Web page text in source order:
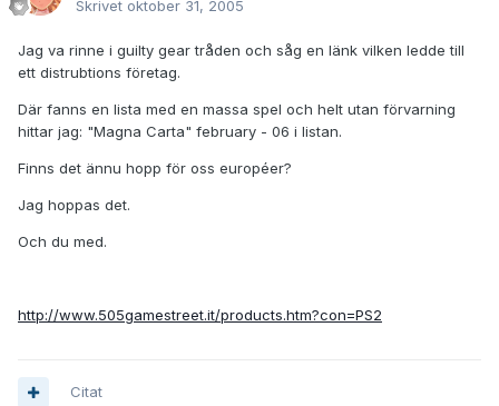
Skrivet oktober 31, 2005
Jag va rinne i guilty gear tråden och såg en länk vilken ledde till
ett distrubtions företag.
Där fanns en lista med en massa spel och helt utan förvarning
hittar jag: "Magna Carta" february - 06 i listan.
Finns det ännu hopp för oss européer?
Jag hoppas det.
Och du med.
http://www.505gamestreet.it/products.htm?con=PS2
Citat